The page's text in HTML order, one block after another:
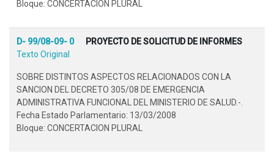
Bloque: CONCERTACION PLURAL
D- 99/08-09- 0
PROYECTO DE SOLICITUD DE INFORMES
Texto Original
SOBRE DISTINTOS ASPECTOS RELACIONADOS CON LA
SANCION DEL DECRETO 305/08 DE EMERGENCIA
ADMINISTRATIVA FUNCIONAL DEL MINISTERIO DE SALUD.-.
Fecha Estado Parlamentario: 13/03/2008
Bloque: CONCERTACION PLURAL